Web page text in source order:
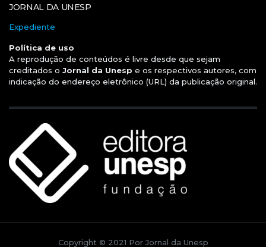
JORNAL DA UNESP
Expediente
Política de uso
A reprodução de conteúdos é livre desde que sejam
creditados o Jornal da Unesp e os respectivos autores, com
indicação do endereço eletrônico (URL) da publicação original.
Copyright © 2021 Por Jornal da Unesp